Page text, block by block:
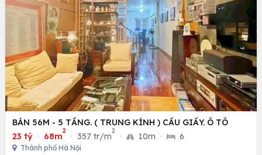
BÁN 56M - 5 TẦNG. ( TRUNG KÍNH ) CẦU GIẤY. Ô TÔ
23 tỷ · 68m
2
· 357 tr/m
2
· 10m · 6
Thành phố Hà Nội